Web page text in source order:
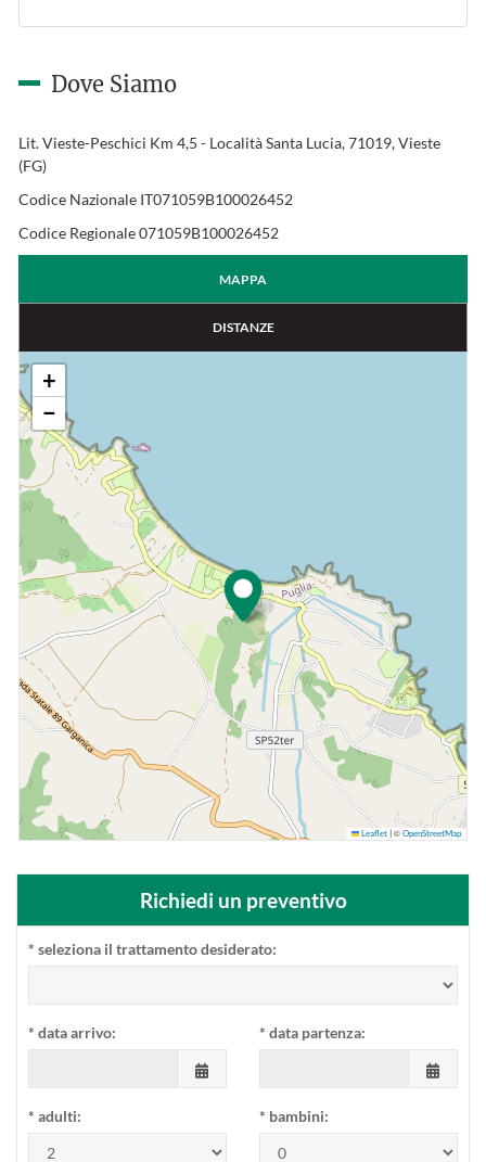
Dove Siamo
Lit. Vieste-Peschici Km 4,5 - Località Santa Lucia, 71019, Vieste
(FG)
Codice Nazionale IT071059B100026452
Codice Regionale 071059B100026452
MAPPA
DISTANZE
+
−
Leaflet © OpenStreetMap
Richiedi un preventivo
* seleziona il trattamento desiderato:
* data arrivo: * data partenza:
* adulti: * bambini: